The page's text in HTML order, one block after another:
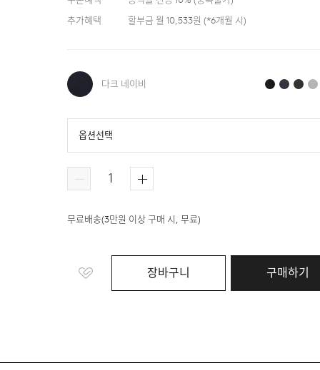
추가혜택
할부금 월 10,533원 (*6개월 시)
다크 네이비
다크 네이비 블랙 블루
옵션선택
무료배송(3만원 이상 구매 시, 무료)
장바구니 구매하기